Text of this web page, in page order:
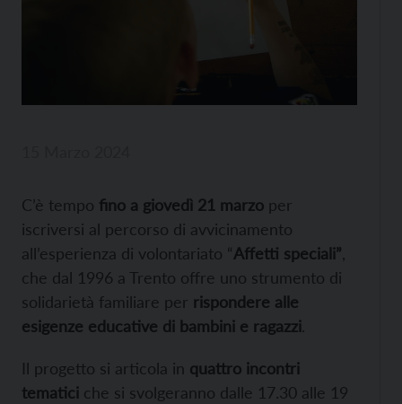
C’è tempo fino a giovedì 21 marzo per
iscriversi al percorso di avvicinamento
all’esperienza di volontariato “Affetti speciali”
che dal 1996 a Trento offre uno strumento di
solidarietà familiare per rispondere alle
esigenze educative di bambini e ragazzi.
Il progetto si articola in quattro incontri
tematici che si svolgeranno dalle 17.30 alle 19